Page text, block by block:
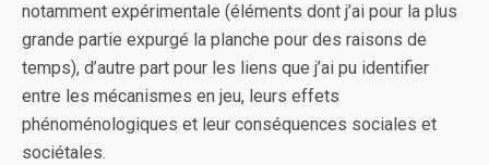
notamment expérimentale (éléments dont j’ai pour la plus
grande partie expurgé la planche pour des raisons de
temps), d’autre part pour les liens que j’ai pu identifier
entre les mécanismes en jeu, leurs effets
phénoménologiques et leur conséquences sociales et
sociétales.